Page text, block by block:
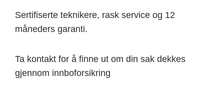
Sertifiserte teknikere, rask service og 12
måneders garanti.
Ta kontakt for å finne ut om din sak dekkes
gjennom innboforsikring